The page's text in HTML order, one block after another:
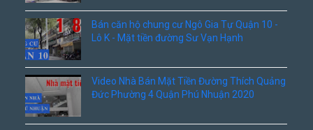
Bán căn hộ chung cư Ngô Gia Tự Quận 10 -
Lô K - Mặt tiền đường Sư Vạn Hạnh
Video Nhà Bán Mặt Tiền Đường Thích Quảng
Đức Phường 4 Quận Phú Nhuận 2020